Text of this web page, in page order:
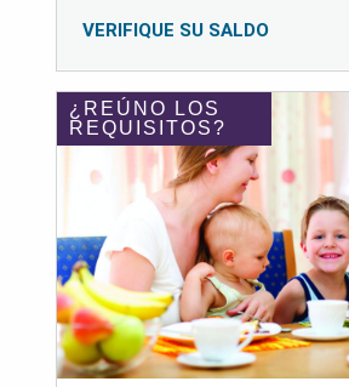
VERIFIQUE SU SALDO
¿REÚNO LOS
REQUISITOS?